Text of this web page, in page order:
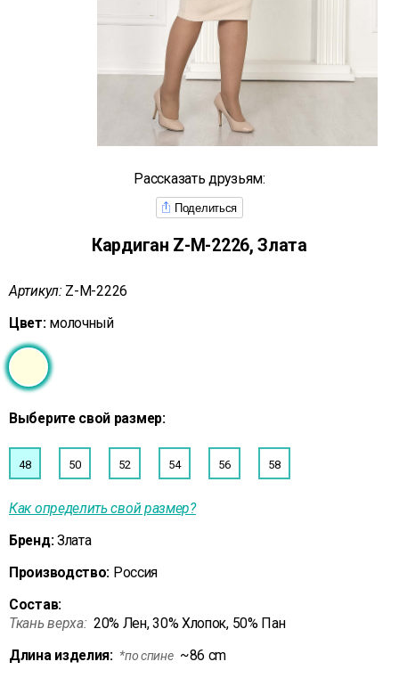
Рассказать друзьям:
Поделиться
Кардиган Z-М-2226, Злата
Артикул: Z-М-2226
Цвет: молочный
Выберите свой размер:
48 50 52 54 56 58
Как определить свой размер?
Бренд: Злата
Производство: Россия
Состав:
Ткань верха: 20% Лен, 30% Хлопок, 50% Пан
Длина изделия: *по спине ~86 cm